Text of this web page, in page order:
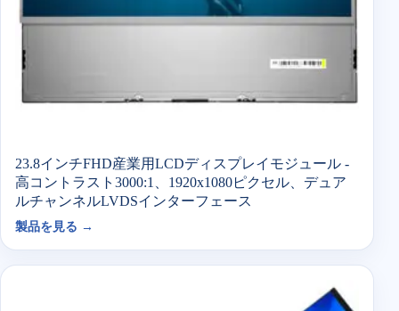
23.8インチFHD産業用LCDディスプレイモジュール -
高コントラスト3000:1、1920x1080ピクセル、デュア
ルチャンネルLVDSインターフェース
製品を見る →